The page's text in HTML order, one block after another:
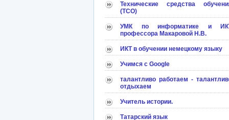
Технические средства
(ТСО)
УМК по информатике и
профессора Макаровой Н.В.
ИКТ в обучении немецкому языку
Учимся с Google
талантливо работаем -
отдыхаем
Учитель истории.
Татарский язык